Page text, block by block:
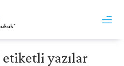
etiketli yazılar